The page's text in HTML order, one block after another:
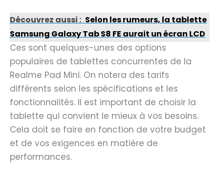
Découvrez aussi : Selon les rumeurs, la tablette
Samsung Galaxy Tab S8 FE aurait un écran LCD
Ces sont quelques-unes des options
populaires de tablettes concurrentes de la
Realme Pad Mini. On notera des tarifs
différents selon les spécifications et les
fonctionnalités. Il est important de choisir la
tablette qui convient le mieux à vos besoins.
Cela doit se faire en fonction de votre budget
et de vos exigences en matière de
performances.